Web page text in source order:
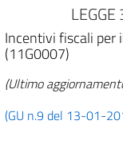
Incentivi fiscali per
(11G0007)
(Ultimo
(GU n.9 del 13-01-